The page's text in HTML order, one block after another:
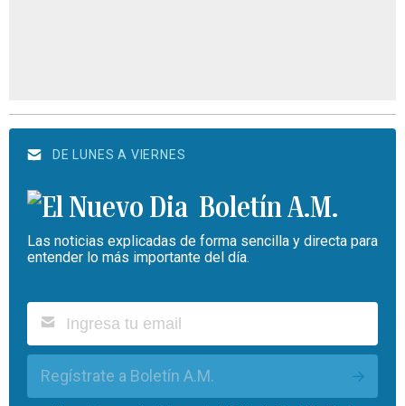
DE LUNES A VIERNES
Boletín A.M.
Las noticias explicadas de forma sencilla y directa para
entender lo más importante del día.
Regístrate a Boletín A.M.